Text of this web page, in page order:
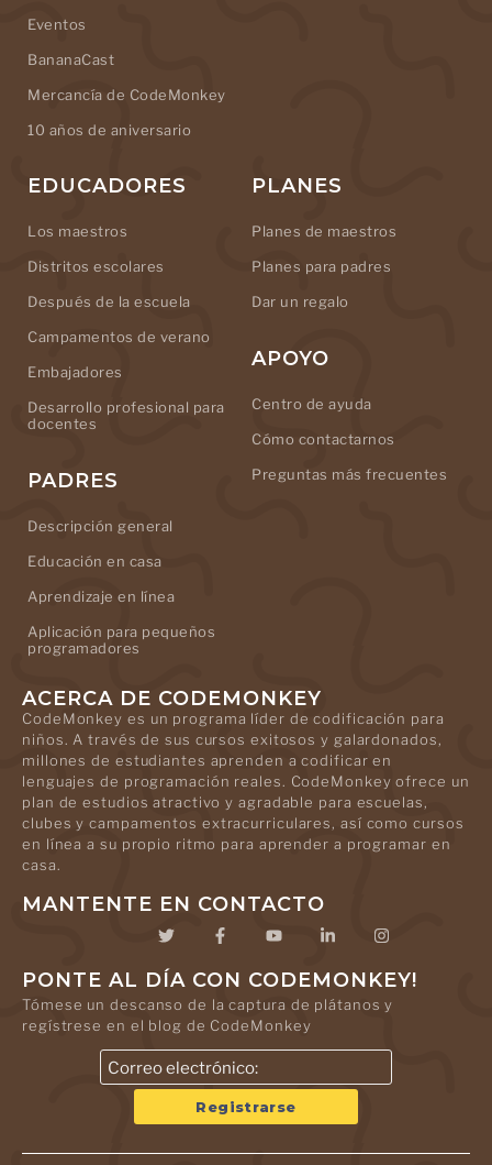
Eventos
BananaCast
Mercancía de CodeMonkey
10 años de aniversario
EDUCADORES
Los maestros
Distritos escolares
Después de la escuela
Campamentos de verano
Embajadores
Desarrollo profesional para
docentes
PADRES
Descripción general
Educación en casa
Aprendizaje en línea
Aplicación para pequeños
programadores
PLANES
Planes de maestros
Planes para padres
Dar un regalo
APOYO
Centro de ayuda
Cómo contactarnos
Preguntas más frecuentes
ACERCA DE CODEMONKEY
CodeMonkey es un programa líder de codificación para
niños. A través de sus cursos exitosos y galardonados,
millones de estudiantes aprenden a codificar en
lenguajes de programación reales. CodeMonkey ofrece un
plan de estudios atractivo y agradable para escuelas,
clubes y campamentos extracurriculares, así como cursos
en línea a su propio ritmo para aprender a programar en
casa.
MANTENTE EN CONTACTO
PONTE AL DÍA CON CODEMONKEY!
Tómese un descanso de la captura de plátanos y
regístrese en el blog de CodeMonkey